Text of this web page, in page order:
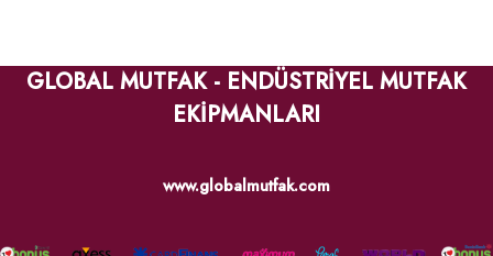
GLOBAL MUTFAK - ENDÜSTRİYEL MUTFAK
EKİPMANLARI
www.globalmutfak.com